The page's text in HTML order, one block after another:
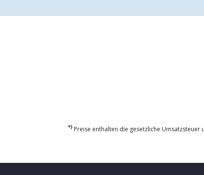
*)Preise enthalten die gesetzliche Umsatzsteuer